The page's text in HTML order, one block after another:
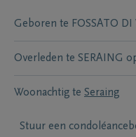
Geboren te FOSSATO DI
Overleden te SERAING
Woonachtig te Seraing
Stuur een